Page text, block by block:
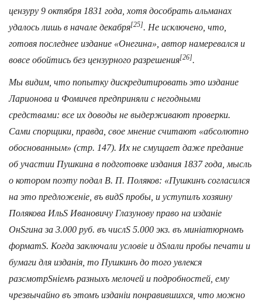
цензуру 9 октября 1831 года, хотя дособрать альманах
удалось лишь в начале декабря[25]. Не исключено, что,
готовя последнее издание «Онегина», автор намеревался и
вовсе обойтись без цензурного разрешения[26].
Мы видим, что попытку дискредитировать это издание
Ларионова и Фомичев предприняли с негодными
средствами: все их доводы не выдерживают проверки.
Сами спорщики, правда, свое мнение считают «абсолютно
обоснованным» (стр. 147). Их не смущает даже предание
об участии Пушкина в подготовке издания 1837 года, мысль
о котором поэту подал В. П. Поляков: «Пушкинъ согласился
на это предложенiе, въ видЅ пробы, и уступилъ хозяину
Полякова ИльЅ Ивановичу Глазунову право на изданiе
ОнЅгина за 3.000 руб. въ числЅ 5.000 экз. въ минiатюрномъ
форматЅ. Когда заключали условiе и дЅлали пробы печати и
бумаги для изданiя, то Пушкинъ до того увлекся
разсмотрЅнiемъ разныхъ мелочей и подробностей, ему
чрезвычайно въ этомъ изданiи понравившихся, что можно